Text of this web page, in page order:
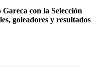
con la Selección
goleadores y resultados